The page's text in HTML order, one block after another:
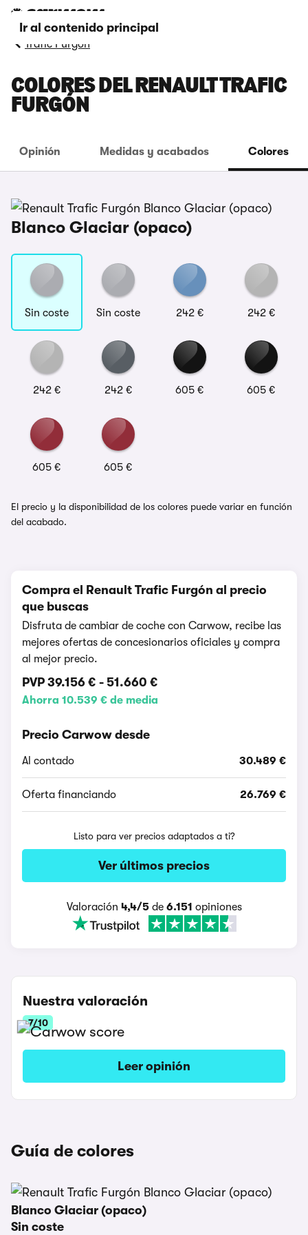
Ir al contenido principal
Trafic Furgón
COLORES DEL RENAULT TRAFIC
FURGÓN
Opinión Medidas y acabados Colores
Blanco Glaciar (opaco)
Sin coste Sin coste 242 € 242 €
242 € 242 € 605 € 605 €
605 € 605 €
El precio y la disponibilidad de los colores puede variar en función
del acabado.
Compra el Renault Trafic Furgón al precio
que buscas
Disfruta de cambiar de coche con Carwow, recibe las
mejores ofertas de concesionarios oficiales y compra
al mejor precio.
PVP 39.156 € - 51.660 €
Ahorra 10.539 € de media
Precio Carwow desde
Al contado 30.489 €
Oferta financiando 26.769 €
Listo para ver precios adaptados a ti?
Ver últimos precios
Valoración 4,4/5de 6.151 opiniones
Nuestra valoración
7/10
Leer opinión
Guía de colores
Blanco Glaciar (opaco)
Sin coste